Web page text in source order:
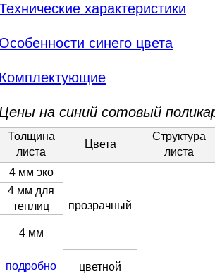
характеристики
Особенности синего цвета
Комплектующие
на синий сотовый
Толщина
листа
Цвета
Структура
листа
4 мм эко
прозрачный
4 мм для
теплиц
4 мм
подробно цветной